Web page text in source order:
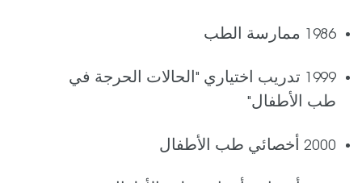
1986 ممارسة الطب
1999 تدريب اختياري "الحالات الحرجة في
طب الأطفال"
2000 أخصائي طب الأطفال